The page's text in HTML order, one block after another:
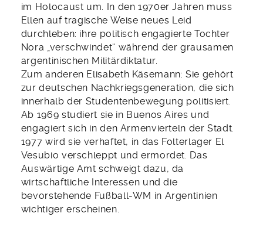
im Holocaust um. In den 1970er Jahren muss
Ellen auf tragische Weise neues Leid
durchleben: ihre politisch engagierte Tochter
Nora „verschwindet“ während der grausamen
argentinischen Militärdiktatur.
Zum anderen Elisabeth Käsemann: Sie gehört
zur deutschen Nachkriegsgeneration, die sich
innerhalb der Studentenbewegung politisiert.
Ab 1969 studiert sie in Buenos Aires und
engagiert sich in den Armenvierteln der Stadt.
1977 wird sie verhaftet, in das Folterlager El
Vesubio verschleppt und ermordet. Das
Auswärtige Amt schweigt dazu, da
wirtschaftliche Interessen und die
bevorstehende Fußball-WM in Argentinien
wichtiger erscheinen.